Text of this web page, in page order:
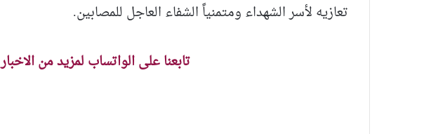
تعازيه لأسر الشهداء ومتمنياً الشفاء العاجل للمصابين.
تابعنا على الواتساب لمزيد من الاخبار